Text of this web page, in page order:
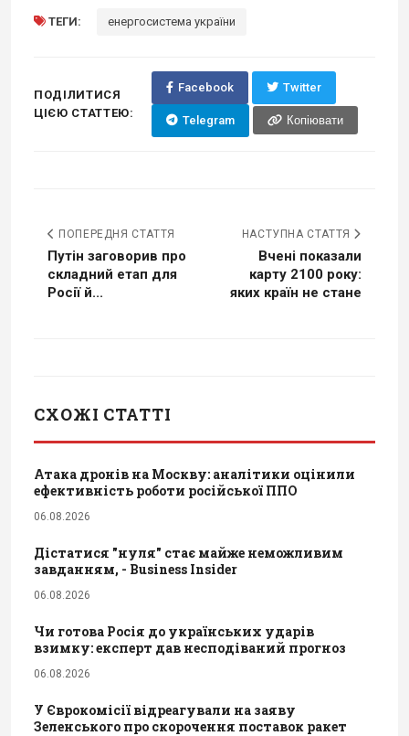
ТЕГИ: енергосистема україни
ПОДІЛИТИСЯ
ЦІЄЮ СТАТТЕЮ:
Facebook Twitter
Telegram Копіювати
ПОПЕРЕДНЯ СТАТТЯ
Путін заговорив про
складний етап для
Росії й...
НАСТУПНА СТАТТЯ
Вчені показали
карту 2100 року:
яких країн не стане
СХОЖІ СТАТТІ
Атака дронів на Москву: аналітики оцінили
ефективність роботи російської ППО
06.08.2026
Дістатися "нуля" стає майже неможливим
завданням, - Business Insider
06.08.2026
Чи готова Росія до українських ударів
взимку: експерт дав несподіваний прогноз
06.08.2026
У Єврокомісії відреагували на заяву
Зеленського про скорочення поставок ракет